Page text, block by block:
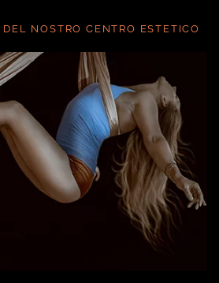
NOSTRO CENTRO ESTETICO